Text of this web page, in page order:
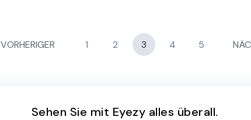
VORHERIGER 1 2 3 4 5
Sehen Sie mit Eyezy alles überall.